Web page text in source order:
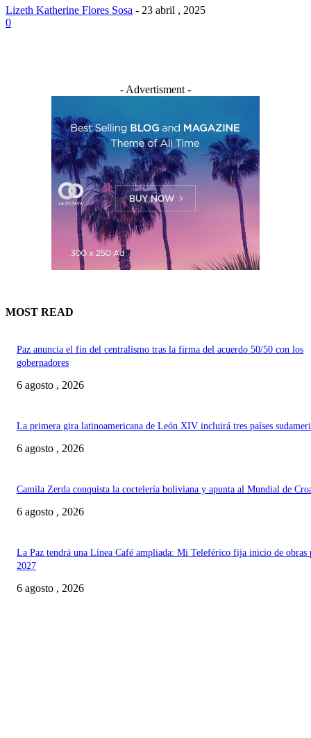
Lizeth Katherine Flores Sosa - 23 abril , 2025
0
- Advertisment -
MOST READ
Paz anuncia el fin del centralismo tras la firma del acuerdo 50/50 con los
gobernadores
6 agosto , 2026
La primera gira latinoamericana de León XIV incluirá tres países
6 agosto , 2026
Camila Zerda conquista la coctelería boliviana y apunta al Mundial de
6 agosto , 2026
La Paz tendrá una Línea Café ampliada: Mi Teleférico fija inicio de obras
2027
6 agosto , 2026